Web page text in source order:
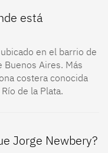
está
en el barrio de
Buenos Aires. Más
costera conocida
de la Plata.
Jorge Newbery?